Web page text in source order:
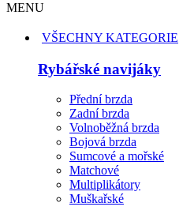
MENU
VŠECHNY KATEGORIE
Rybářské navijáky
Přední brzda
Zadní brzda
Volnoběžná brzda
Bojová brzda
Sumcové a mořské
Matchové
Multiplikátory
Muškařské